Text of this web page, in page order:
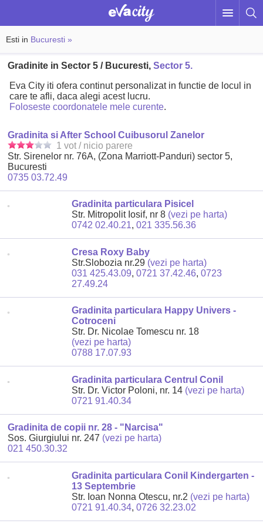
Esti in Bucuresti »
Gradinite in Sector 5 / Bucuresti,Sector 5.
Eva City iti ofera continut personalizat in functie de locul in
care te afli, daca alegi acest lucru.
Foloseste coordonatele mele curente.
Gradinita si After School Cuibusorul Zanelor
1 vot / nicio parere
Str. Sirenelor nr. 76A, (Zona Marriott-Panduri) sector 5,
Bucuresti
0735 03.72.49
Gradinita particulara Pisicel
Str. Mitropolit Iosif, nr 8 (vezi pe harta)
0742 02.40.21,021 335.56.36
Cresa Roxy Baby
Str.Slobozia nr.29 (vezi pe harta)
031 425.43.09,0721 37.42.46,0723
27.49.24
Gradinita particulara Happy Univers -
Cotroceni
Str. Dr. Nicolae Tomescu nr. 18
(vezi pe harta)
0788 17.07.93
Gradinita particulara Centrul Conil
Str. Dr. Victor Poloni, nr. 14 (vezi pe harta)
0721 91.40.34
Gradinita de copii nr. 28 - "Narcisa"
Sos. Giurgiului nr. 247 (vezi pe harta)
021 450.30.32
Gradinita particulara Conil Kindergarten -
13 Septembrie
Str. Ioan Nonna Otescu, nr.2 (vezi pe harta)
0721 91.40.34,0726 32.23.02